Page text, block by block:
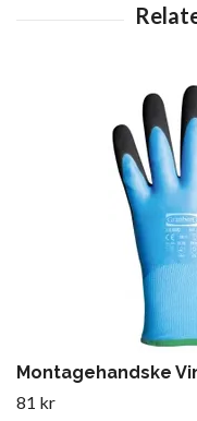
Montagehandske
81 kr